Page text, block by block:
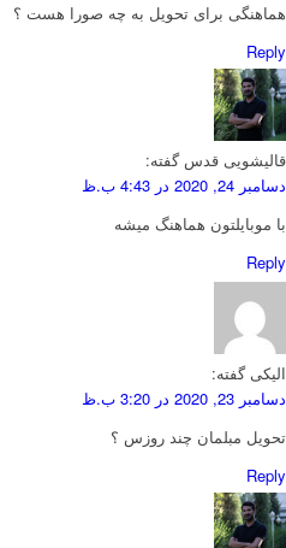
هماهنگی برای تحویل به چه صورا هست ؟
Reply
قالیشویی قدس گفته:
دسامبر 24, 2020 در 4:43 ب.ظ
با موبایلتون هماهنگ میشه
Reply
الیکی گفته:
دسامبر 23, 2020 در 3:20 ب.ظ
تحویل مبلمان چند روزس ؟
Reply